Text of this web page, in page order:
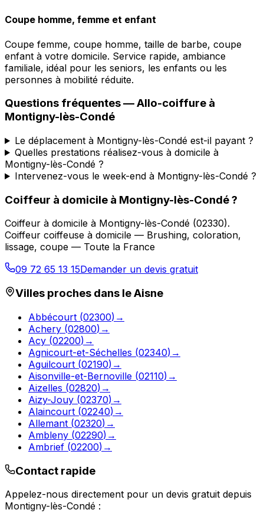
Coupe homme, femme et enfant
Coupe femme, coupe homme, taille de barbe, coupe
enfant à votre domicile. Service rapide, ambiance
familiale, idéal pour les seniors, les enfants ou les
personnes à mobilité réduite.
Questions fréquentes —Allo-coiffure à
Montigny-lès-Condé
Le déplacement à Montigny-lès-Condé est-il payant ?
Quelles prestations réalisez-vous à domicile à
Montigny-lès-Condé ?
Intervenez-vous le week-end à Montigny-lès-Condé ?
Coiffeur à domicile à Montigny-lès-Condé?
Coiffeur à domicile à Montigny-lès-Condé (02330).
Coiffeur coiffeuse à domicile — Brushing, coloration,
lissage, coupe — Toute la France
09 72 65 13 15Demander un devis gratuit
Villes proches dans leAisne
Abbécourt (02300) →
Achery (02800) →
Acy (02200) →
Agnicourt-et-Séchelles (02340) →
Aguilcourt (02190) →
Aisonville-et-Bernoville (02110) →
Aizelles (02820) →
Aizy-Jouy (02370) →
Alaincourt (02240) →
Allemant (02320) →
Ambleny (02290) →
Ambrief (02200) →
Contact rapide
Appelez-nous directement pour un devis gratuit depuis
Montigny-lès-Condé :